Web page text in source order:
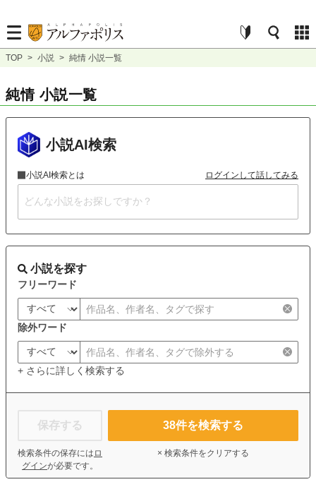
TOP > 小説 > 純情 小説一覧
純情 小説一覧
小説AI検索
小説AI検索とは ログインして話してみる
小説を探す
フリーワード
除外ワード
+ さらに詳しく検索する
保存する
検索条件の保存には ロ
グインが必要です。
38件を検索する
× 検索条件をクリアする